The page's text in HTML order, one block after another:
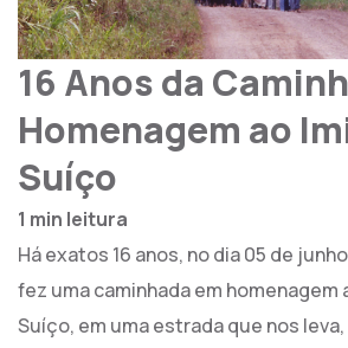
16 Anos da
Homenagem ao
Suíço
1 min leitura
Há exatos 16 anos, no dia 05 de
fez uma caminhada em homenagem
Suíço, em uma estrada que nos